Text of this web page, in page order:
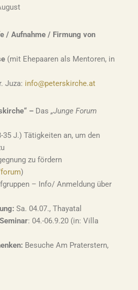
/ Aufnahme / Firmung von
(mit Ehepaaren als Mentoren, in
Juza: info@peterskirche.at
– Das „Junge Forum
J.) Tätigkeiten an, um den
zu fördern
)
– Info/ Anmeldung über
Sa. 04.07., Thayatal
: 04.-06.9.20 (in: Villa
Besuche Am Praterstern,